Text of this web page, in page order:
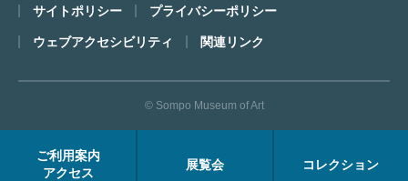
ご利用案内
アクセス
展覧会 コレクション
ごあいさつ
コンセプト
沿革
FACEアーカイブス
サイトポリシー プライバシーポリシー
ウェブアクセシビリティ 関連リンク
© Sompo Museum of Art